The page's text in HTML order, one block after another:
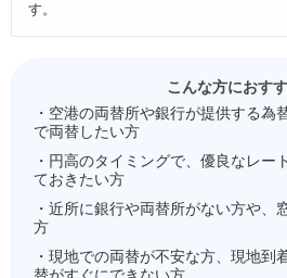
す。
こんな方におす
・空港の両替所や銀行が提供する為
で両替したい方
・円高のタイミングで、優良なレー
ておきたい方
・近所に銀行や両替所がない方や、
方
・現地での両替が不安な方、現地到